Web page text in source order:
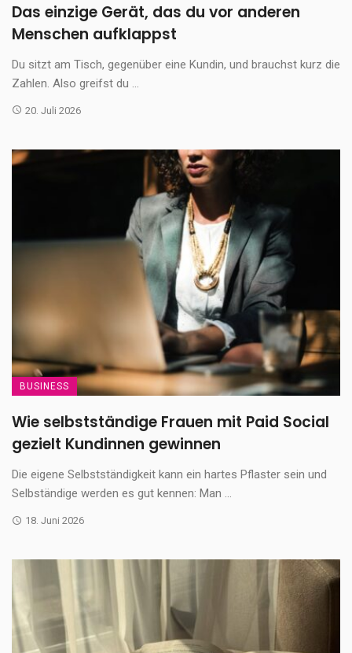
Das einzige Gerät, das du vor anderen
Menschen aufklappst
Du sitzt am Tisch, gegenüber eine Kundin, und brauchst kurz die
Zahlen. Also greifst du ...
20. Juli 2026
BUSINESS
Wie selbstständige Frauen mit Paid Social
gezielt Kundinnen gewinnen
Die eigene Selbstständigkeit kann ein hartes Pflaster sein und
Selbständige werden es gut kennen: Man ...
18. Juni 2026